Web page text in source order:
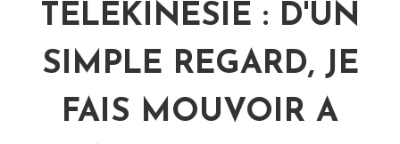
TELEKINESIE : D'UN
SIMPLE REGARD, JE
FAIS MOUVOIR A